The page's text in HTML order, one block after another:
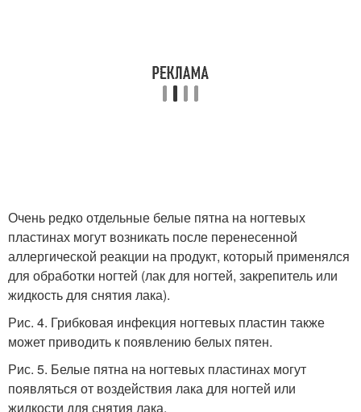
Очень редко отдельные белые пятна на ногтевых
пластинах могут возникать после перенесенной
аллергической реакции на продукт, который применялся
для обработки ногтей (лак для ногтей, закрепитель или
жидкость для снятия лака).
Рис. 4. Грибковая инфекция ногтевых пластин также
может приводить к появлению белых пятен.
Рис. 5. Белые пятна на ногтевых пластинах могут
появляться от воздействия лака для ногтей или
жидкости для снятия лака.